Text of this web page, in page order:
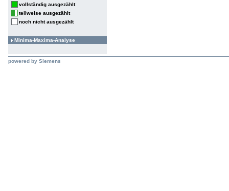
vollständig ausgezählt
teilweise ausgezählt
noch nicht ausgezählt
Minima-Maxima-Analyse
powered by Siemens